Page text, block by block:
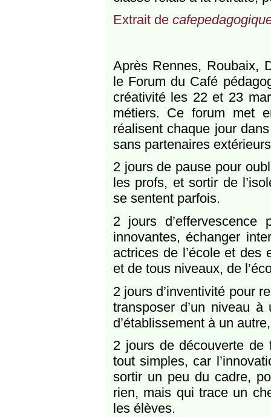
Extrait de
Après Rennes, Roubaix,
le Forum du Café
créativité les 22 et 23
métiers. Ce forum met
réalisent chaque jour
sans partenaires
2 jours de pause pour
les profs, et sortir de
se sentent parfois.
2 jours d’effervescence
innovantes, échanger
actrices de l’école et des
et de tous niveaux, de
2 jours d’inventivité pour
transposer d’un niveau
d’établissement à un
2 jours de découverte de
tout simples, car
sortir un peu du cadre,
rien, mais qui trace un
les élèves.